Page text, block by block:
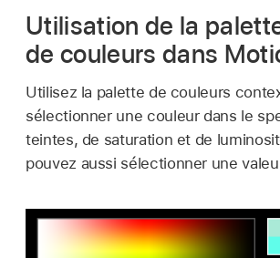
Utilisation de la
de couleurs dans
Utilisez la palette de couleurs
sélectionner une couleur dans le
teintes, de saturation et de
pouvez aussi sélectionner une